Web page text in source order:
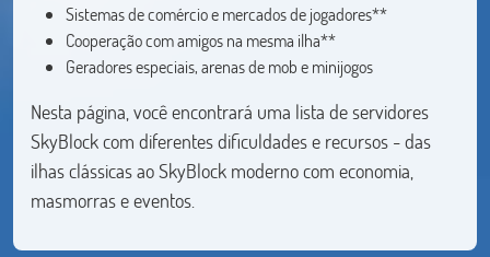
Sistemas de comércio e mercados de jogadores**
Cooperação com amigos na mesma ilha**
Geradores especiais, arenas de mob e minijogos
Nesta página, você encontrará uma lista de servidores
SkyBlock com diferentes dificuldades e recursos - das
ilhas clássicas ao SkyBlock moderno com economia,
masmorras e eventos.